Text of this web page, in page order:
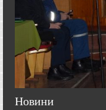
Новини